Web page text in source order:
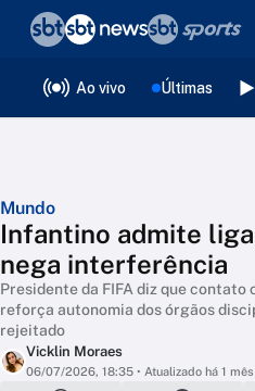
Ao vivo Últimas
Mundo
Infantino admite
nega interferência
Presidente da FIFA diz que contato
reforça autonomia dos órgãos
rejeitado
Vicklin Moraes
06/07/2026, 18:35 • Atualizado há 1 mês
❮voltar
Editorias